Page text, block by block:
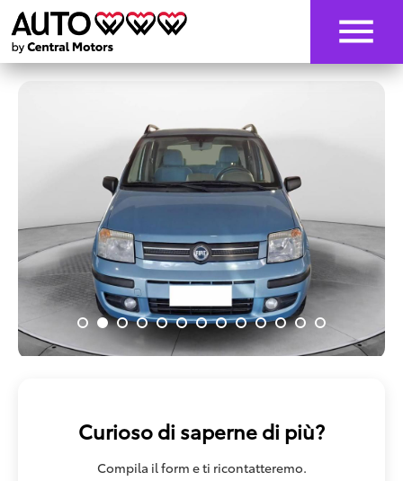
Curioso di saperne di più?
Compila il form e ti ricontatteremo.